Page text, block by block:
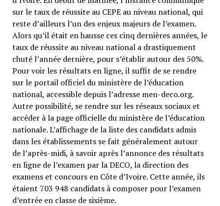
sur le taux de réussite au CEPE au niveau national, qui
reste d’ailleurs l’un des enjeux majeurs de l’examen.
Alors qu’il était en hausse ces cinq dernières années, le
taux de réussite au niveau national a drastiquement
chuté l’année dernière, pour s’établir autour des 50%.
Pour voir les résultats en ligne, il suffit de se rendre
sur le portail officiel du ministère de l’éducation
national, accessible depuis l’adresse men-deco.org.
Autre possibilité, se rendre sur les réseaux sociaux et
accéder à la page officielle du ministère de l’éducation
nationale. L’affichage de la liste des candidats admis
dans les établissements se fait généralement autour
de l’après-midi, à savoir après l’annonce des résultats
en ligne de l’examen par la DECO, la direction des
examens et concours en Côte d’Ivoire. Cette année, ils
étaient 703 948 candidats à composer pour l’examen
d’entrée en classe de sixième.